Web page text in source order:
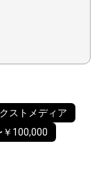
ストメディア
￥100,000